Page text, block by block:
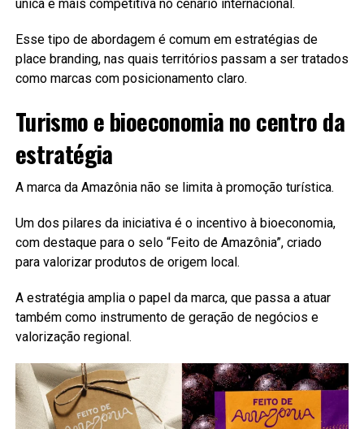
única e mais competitiva no cenário internacional.
Esse tipo de abordagem é comum em estratégias de
place branding, nas quais territórios passam a ser tratados
como marcas com posicionamento claro.
Turismo e bioeconomia no centro da
estratégia
A marca da Amazônia não se limita à promoção turística.
Um dos pilares da iniciativa é o incentivo à bioeconomia,
com destaque para o selo “Feito de Amazônia”, criado
para valorizar produtos de origem local.
A estratégia amplia o papel da marca, que passa a atuar
também como instrumento de geração de negócios e
valorização regional.